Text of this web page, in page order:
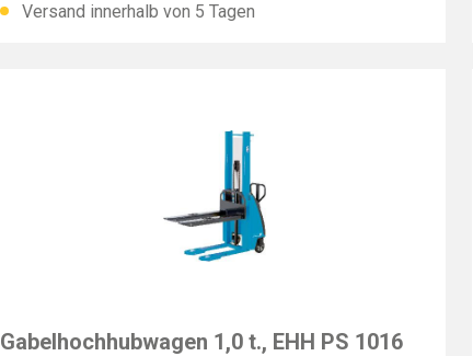
Versand innerhalb von 5 Tagen
Gabelhochhubwagen 1,0 t., EHH PS 1016